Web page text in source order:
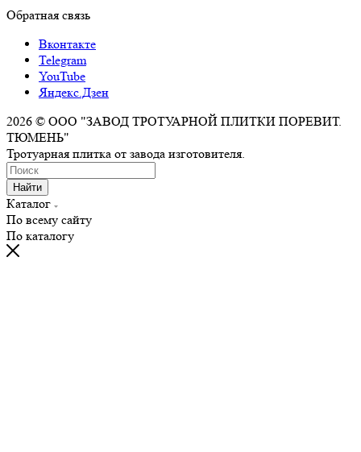
Обратная связь
Вконтакте
Telegram
YouTube
Яндекс.Дзен
2026 © ООО "ЗАВОД ТРОТУАРНОЙ ПЛИТКИ ПОРЕВИТ.
ТЮМЕНЬ"
Тротуарная плитка от завода изготовителя.
Найти
Каталог
По всему сайту
По каталогу